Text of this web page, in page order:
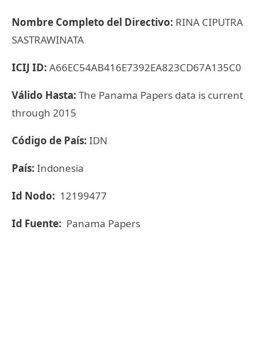
Nombre Completo del Directivo: RINA CIPUTRA
SASTRAWINATA
ICIJ ID: A66EC54AB416E7392EA823CD67A135C0
Válido Hasta: The Panama Papers data is current
through 2015
Código de País: IDN
País: Indonesia
Id Nodo: 12199477
Id Fuente: Panama Papers